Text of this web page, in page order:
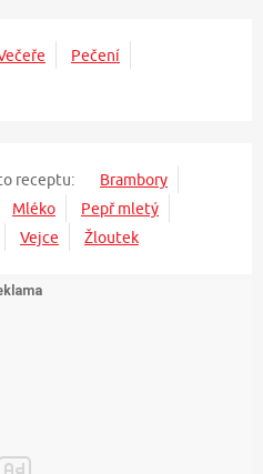
Pečení
receptu:
Brambory
Mléko
Pepř mletý
Vejce Žloutek